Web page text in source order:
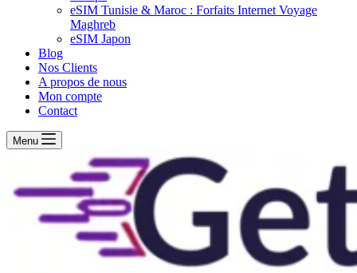
eSIM Tunisie & Maroc : Forfaits Internet Voyage
Maghreb
eSIM Japon
Blog
Nos Clients
A propos de nous
Mon compte
Contact
Menu